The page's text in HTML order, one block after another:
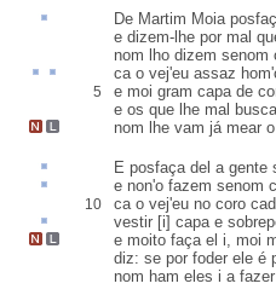
De Martim Moia
e dizem-lhe por mal
nom lho dizem senom
ca o vej'eu assaz hom'
5
e moi gram capa de
e os que lhe mal
nom lhe vam já mear
E posfaça del a gente
e non'o fazem senom
10
ca o vej'eu no coro
vestir [i] capa e
e moito faça el i, moi
diz: se por foder ele é
nom ham eles i a